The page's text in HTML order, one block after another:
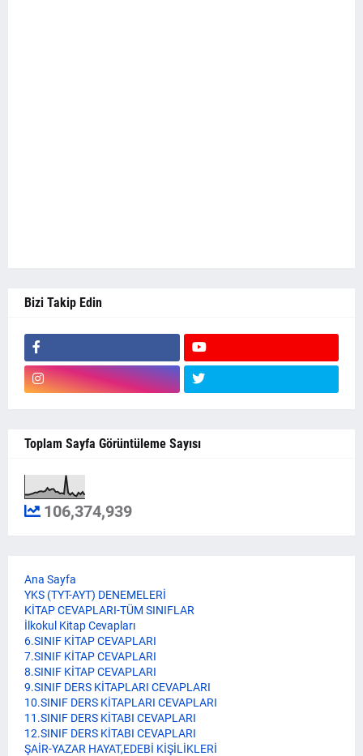
Bizi Takip Edin
Toplam Sayfa Görüntüleme Sayısı
106,374,939
Ana Sayfa
YKS (TYT-AYT) DENEMELERİ
KİTAP CEVAPLARI-TÜM SINIFLAR
İlkokul Kitap Cevapları
6.SINIF KİTAP CEVAPLARI
7.SINIF KİTAP CEVAPLARI
8.SINIF KİTAP CEVAPLARI
9.SINIF DERS KİTAPLARI CEVAPLARI
10.SINIF DERS KİTAPLARI CEVAPLARI
11.SINIF DERS KİTABI CEVAPLARI
12.SINIF DERS KİTABI CEVAPLARI
ŞAİR-YAZAR HAYAT,EDEBİ KİŞİLİKLERİ